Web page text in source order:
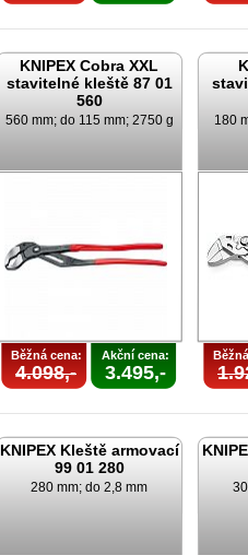
KNIPEX Cobra XXL
stavitelné kleště 87 01
560
560 mm; do 115 mm; 2750 g
Běžná cena:
4.098,-
Akční cena:
3.495,-
180
KNIPEX Kleště armovací
99 01 280
280 mm; do 2,8 mm